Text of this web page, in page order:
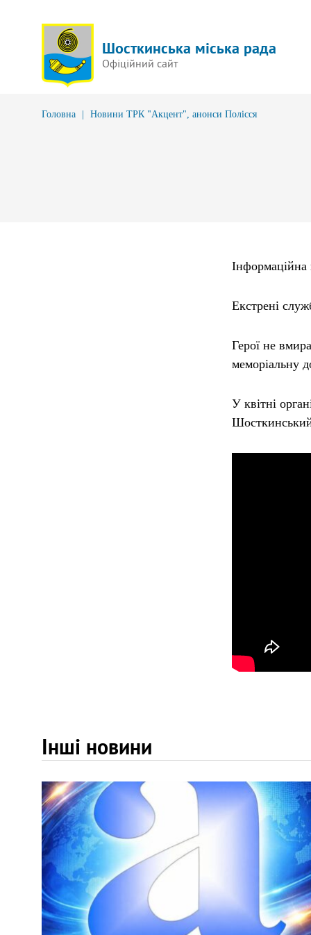
Шосткинська міська рада
Офіційний сайт
Головна Новини ТРК "Акцент", анонси Полісся
Інформаційна
Екстрені
Герої не
меморіальну
У квітні
Шосткинський
Інші новини